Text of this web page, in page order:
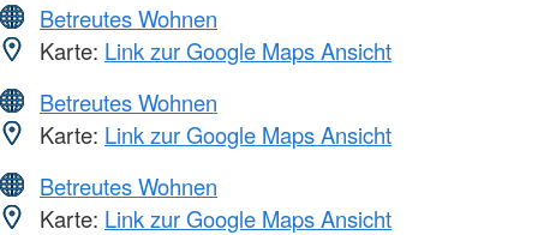
Betreutes Wohnen
Karte: Link zur Google Maps Ansicht
Betreutes Wohnen
Karte: Link zur Google Maps Ansicht
Betreutes Wohnen
Karte: Link zur Google Maps Ansicht